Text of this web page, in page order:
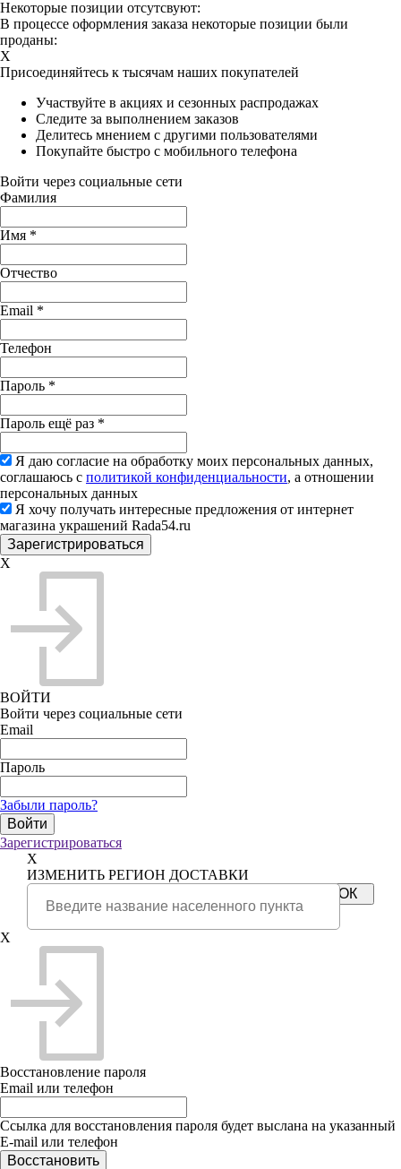
Некоторые позиции отсутсвуют:
В процессе оформления заказа некоторые позиции были
проданы:
X
Присоединяйтесь к тысячам наших покупателей
Участвуйте в акциях и сезонных распродажах
Следите за выполнением заказов
Делитесь мнением с другими пользователями
Покупайте быстро с мобильного телефона
Войти через социальные сети
Фамилия
Имя *
Отчество
Email *
Телефон
Пароль *
Пароль ещё раз *
Я даю согласие на обработку моих персональных данных,
соглашаюсь с политикой конфиденциальности, а отношении
персональных данных
Я хочу получать интересные предложения от интернет
магазина украшений Rada54.ru
X
ВОЙТИ
Войти через социальные сети
Email
Пароль
Забыли пароль?
Зарегистрироваться
X
ИЗМЕНИТЬ РЕГИОН ДОСТАВКИ
X
Восстановление пароля
Email или телефон
Ссылка для восстановления пароля будет выслана на указанный
E-mail или телефон